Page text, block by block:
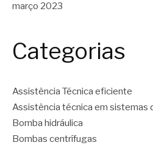
março 2023
Categorias
Assistência Técnica eficiente
Assistência técnica em sistemas
Bomba hidráulica
Bombas centrífugas